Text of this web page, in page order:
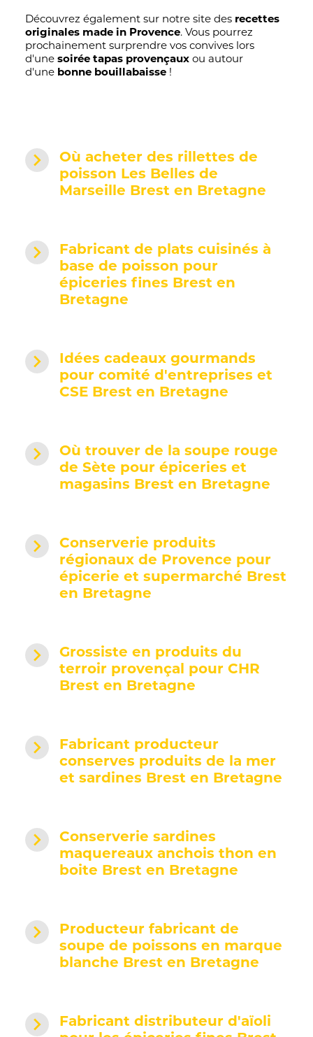
Découvrez également sur notre site des recettes
originales made in Provence. Vous pourrez
prochainement surprendre vos convives lors
d'une soirée tapas provençauxou autour
d'une bonne bouillabaisse!
navigate_next
Où acheter des rillettes de
poisson Les Belles de
Marseille Brest en Bretagne
navigate_next
Fabricant de plats cuisinés à
base de poisson pour
épiceries fines Brest en
Bretagne
navigate_next
Idées cadeaux gourmands
pour comité d'entreprises et
CSE Brest en Bretagne
navigate_next
Où trouver de la soupe rouge
de Sète pour épiceries et
magasins Brest en Bretagne
navigate_next
Conserverie produits
régionaux de Provence pour
épicerie et supermarché Brest
en Bretagne
navigate_next
Grossiste en produits du
terroir provençal pour CHR
Brest en Bretagne
navigate_next
Fabricant producteur
conserves produits de la mer
et sardines Brest en Bretagne
navigate_next
Conserverie sardines
maquereaux anchois thon en
boite Brest en Bretagne
navigate_next
Producteur fabricant de
soupe de poissons en marque
blanche Brest en Bretagne
navigate_next
Fabricant distributeur d'aïoli